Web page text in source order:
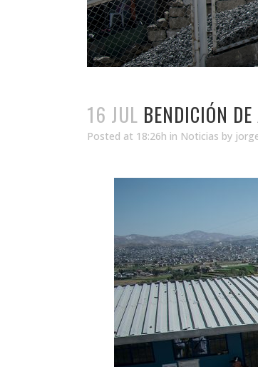
16 JUL BENDICIÓN
Posted at 18:26h in Noticias by